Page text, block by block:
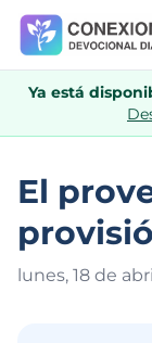
Ya está
El
lunes, 18 de